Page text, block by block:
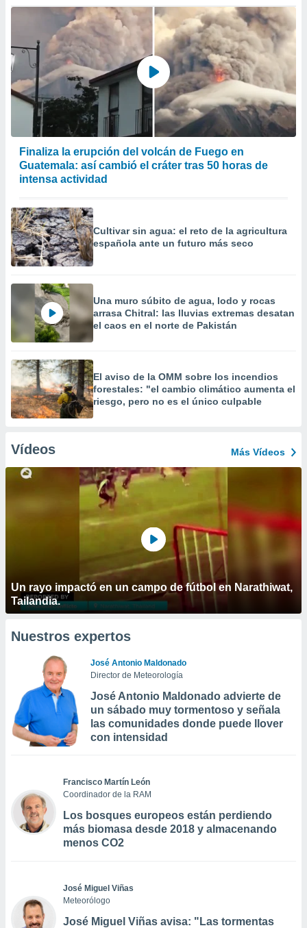
Finaliza la erupción del volcán de Fuego en
Guatemala: así cambió el cráter tras 50 horas de
intensa actividad
Cultivar sin agua: el reto de la agricultura
española ante un futuro más seco
Una muro súbito de agua, lodo y rocas
arrasa Chitral: las lluvias extremas desatan
el caos en el norte de Pakistán
El aviso de la OMM sobre los incendios
forestales: "el cambio climático aumenta el
riesgo, pero no es el único culpable
Vídeos Más Vídeos
Un rayo impactó en un campo de fútbol en Narathiwat,
Tailandia.
Nuestros expertos
José Antonio Maldonado
Director de Meteorología
José Antonio Maldonado advierte de
un sábado muy tormentoso y señala
las comunidades donde puede llover
con intensidad
Francisco Martín León
Coordinador de la RAM
Los bosques europeos están perdiendo
más biomasa desde 2018 y almacenando
menos CO2
José Miguel Viñas
Meteorólogo
José Miguel Viñas avisa: "Las tormentas